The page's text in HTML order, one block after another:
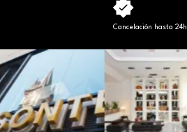
Cancelación hasta 24h